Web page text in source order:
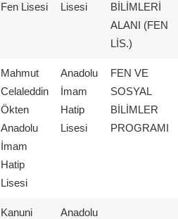
Fen Lisesi
Lisesi
BİLİMLERİ
ALANI (FEN
LİS.)
Mahmut
Celaleddin
Ökten
Anadolu
İmam
Hatip
Lisesi
Anadolu
İmam
Hatip
Lisesi
FEN VE
SOSYAL
BİLİMLER
PROGRAMI
Kanuni
Anadolu